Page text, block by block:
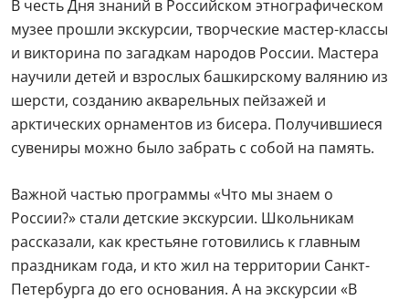
В честь Дня знаний в Российском этнографическом
музее прошли экскурсии, творческие мастер-классы
и викторина по загадкам народов России. Мастера
научили детей и взрослых башкирскому валянию из
шерсти, созданию акварельных пейзажей и
арктических орнаментов из бисера. Получившиеся
сувениры можно было забрать с собой на память.
Важной частью программы «Что мы знаем о
России?» стали детские экскурсии. Школьникам
рассказали, как крестьяне готовились к главным
праздникам года, и кто жил на территории Санкт-
Петербурга до его основания. А на экскурсии «В